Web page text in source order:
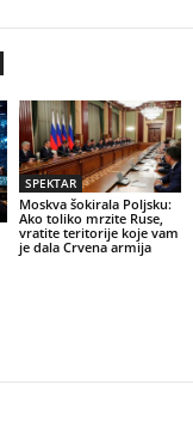
SPEKTAR
Moskva šokirala Poljsku:
Ako toliko mrzite Ruse,
vratite teritorije koje vam
je dala Crvena armija